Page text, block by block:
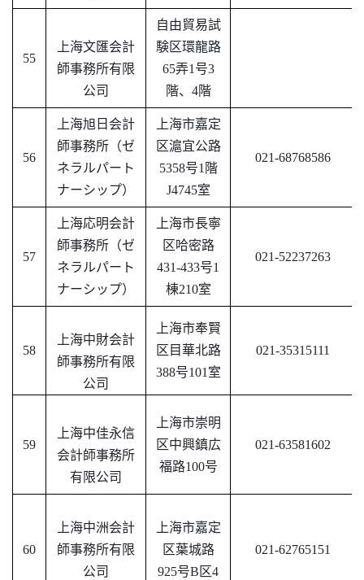
55
上海文匯会計
師事務所有限
公司
自由貿易試
験区環龍路
65弄1号3
階、4階
56
上海旭日会計
師事務所（ゼ
ネラルパート
ナーシップ）
上海市嘉定
区滬宜公路
5358号1階
J4745室
021-68768586
57
上海応明会計
師事務所（ゼ
ネラルパート
ナーシップ）
上海市長寧
区哈密路
431-433号1
棟210室
021-52237263
58
上海中財会計
師事務所有限
公司
上海市奉賢
区目華北路
388号101室
021-35315111
59
上海中佳永信
会計師事務所
有限公司
上海市崇明
区中興鎮広
福路100号
021-63581602
60
上海中洲会計
師事務所有限
公司
上海市嘉定
区葉城路
925号B区4
021-62765151